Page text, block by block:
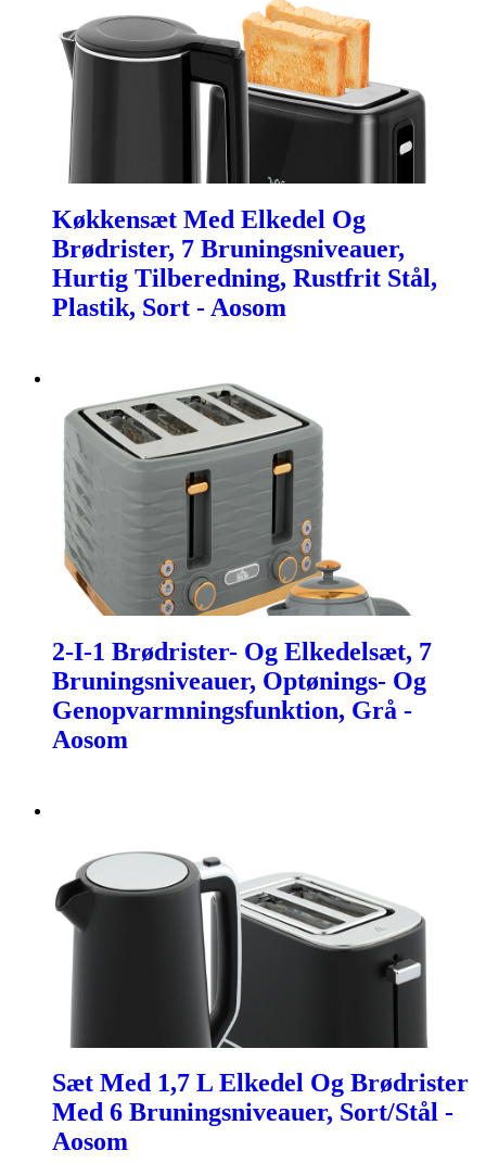
Køkkensæt Med Elkedel Og
Brødrister, 7 Bruningsniveauer,
Hurtig Tilberedning, Rustfrit Stål,
Plastik, Sort - Aosom
2-I-1 Brødrister- Og Elkedelsæt, 7
Bruningsniveauer, Optønings- Og
Genopvarmningsfunktion, Grå -
Aosom
Sæt Med 1,7 L Elkedel Og Brødrister
Med 6 Bruningsniveauer, Sort/Stål -
Aosom